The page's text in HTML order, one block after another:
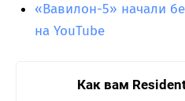
«Вавилон-5» начали
на YouTube
Как вам